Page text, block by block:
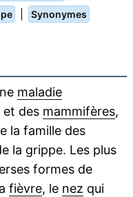
Synonymes
maladie
et des mammifères,
la famille des
la grippe. Les plus
formes de
fièvre, le nez qui